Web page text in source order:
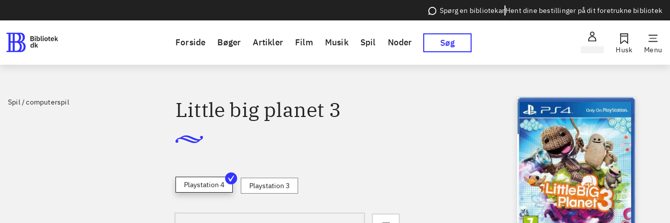
Spørg en bibliotekarHent dine bestillinger på dit foretrukne bibliotek
Forside Bøger Artikler Film Musik Spil Noder Søg
Husk Menu
Spil / computerspil Little big planet 3
Playstation 4 Playstation 3